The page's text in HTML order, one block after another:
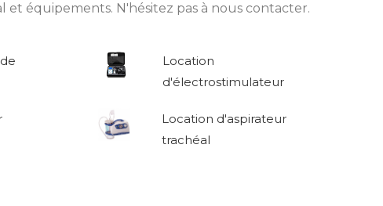
et équipements. N'hésitez pas à nous contacter.
Location
d'électrostimulateur
Location d'aspirateur
trachéal